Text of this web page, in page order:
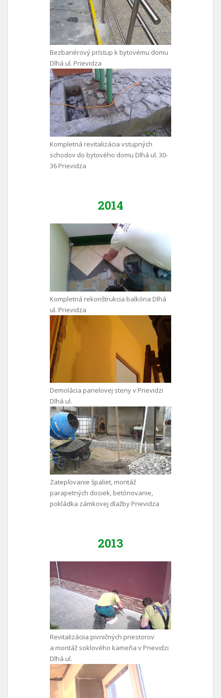
Bezbariérový prístup k bytovému domu
Dlhá ul. Prievidza
Kompletná revitalizácia vstupných
schodov do bytového domu Dlhá ul. 30-
36 Prievidza
2014
Kompletná rekonštrukcia balkóna Dlhá
ul. Prievidza
Demolácia panelovej steny v Prievidzi
Dlhá ul.
Zatepľovanie špaliet, montáž
parapetných dosiek, betónovanie,
pokládka zámkovej dlažby Prievidza
2013
Revitalizáciia pivničných priestorov
a montáž soklového kameňa v Prievidzi
Dlhá ul.